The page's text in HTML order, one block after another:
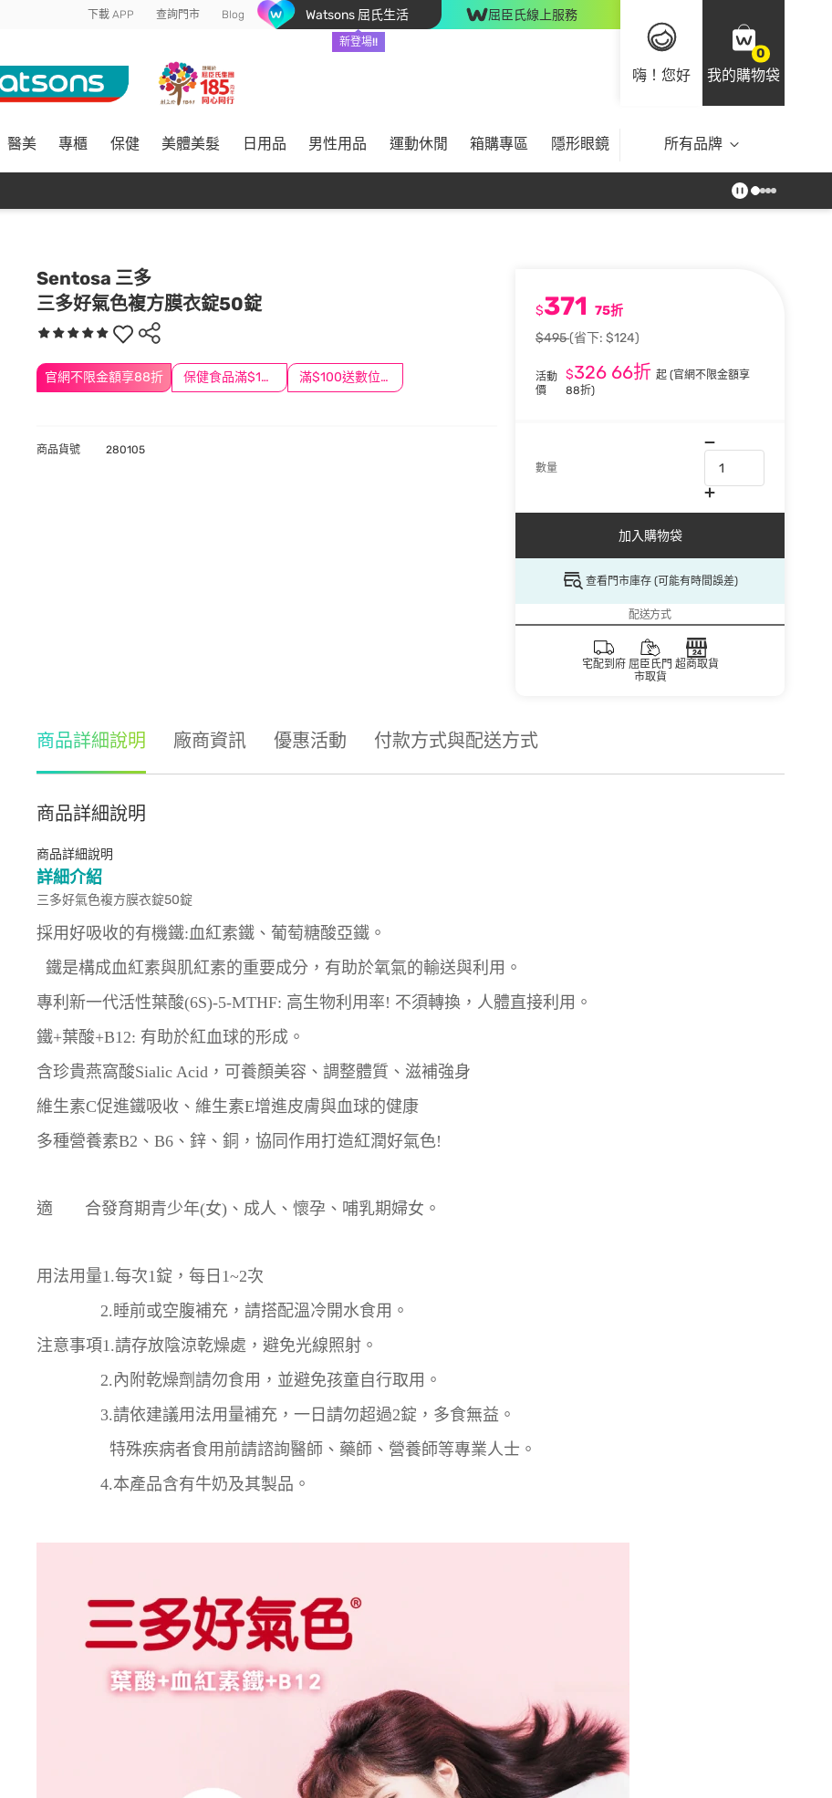
下載 APP 查詢門市 Blog Watsons 屈氏生活
新登場!!
屈臣氏線上服務
嗨！您好
0
我的購物袋
醫美 專櫃 保健 美體美髮 日用品 男性用品 運動休閒 箱購專區 隱形眼鏡 所有品牌
Sentosa 三多
三多好氣色複方膜衣錠50錠
官網不限金額享88折 保健食品滿$1200送$100 滿$100送數位印花
$371 75折
$495(省下: $124)
活動
價
$326 66折起(官網不限金額享
88折)
數量
加入購物袋
查看門市庫存 (可能有時間誤差)
配送方式
宅配到府 屈臣氏門
市取貨
超商取貨
商品貨號 280105
商品詳細說明 廠商資訊 優惠活動 付款方式與配送方式
商品詳細說明
商品詳細說明
詳細介紹
三多好氣色複方膜衣錠50錠
採用好吸收的有機鐵:血紅素鐵、葡萄糖酸亞鐵。
鐵是構成血紅素與肌紅素的重要成分，有助於氧氣的輸送與利用。
專利新一代活性葉酸(6S)-5-MTHF: 高生物利用率! 不須轉換，人體直接利用。
鐵+葉酸+B12: 有助於紅血球的形成。
含珍貴燕窩酸Sialic Acid，可養顏美容、調整體質、滋補強身
維生素C促進鐵吸收、維生素E增進皮膚與血球的健康
多種營養素B2、B6、鋅、銅，協同作用打造紅潤好氣色!
適 合發育期青少年(女)、成人、懷孕、哺乳期婦女。
用法用量1.每次1錠，每日1~2次
2.睡前或空腹補充，請搭配溫冷開水食用。
注意事項1.請存放陰涼乾燥處，避免光線照射。
2.內附乾燥劑請勿食用，並避免孩童自行取用。
3.請依建議用法用量補充，一日請勿超過2錠，多食無益。
特殊疾病者食用前請諮詢醫師、藥師、營養師等專業人士。
4.本產品含有牛奶及其製品。